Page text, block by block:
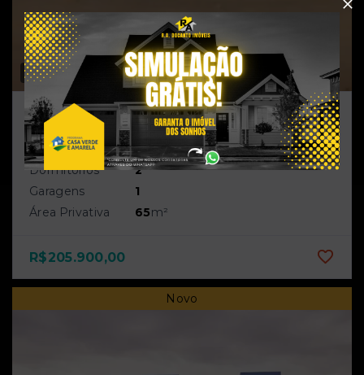
Ref.:91170416 VENDA
Jardim Algarve - Alvorada/RS
Apartamento 2 quartos no Porto
Verde/Alvorada-RS
Dormitórios
2
Garagens
1
Área Privativa
65m²
R$205.900,00
Novo